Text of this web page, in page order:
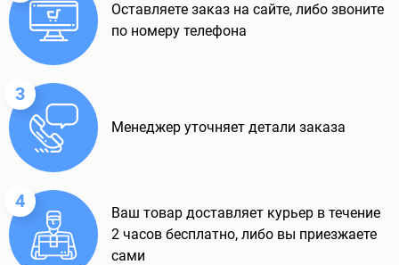
Оставляете заказ на сайте, либо звоните
по номеру телефона
3
Менеджер уточняет детали заказа
4
Ваш товар доставляет курьер в течение
2 часов бесплатно, либо вы приезжаете
сами